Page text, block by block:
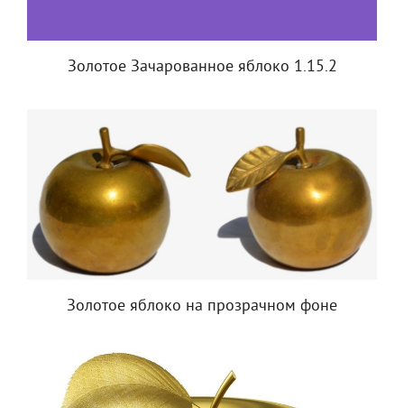
Золотое Зачарованное яблоко 1.15.2
Золотое яблоко на прозрачном фоне